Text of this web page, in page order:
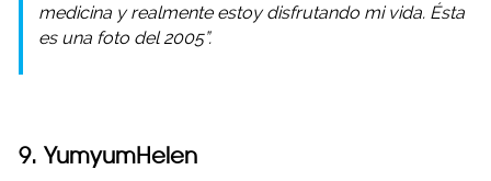
medicina y realmente estoy disfrutando mi vida. Ésta
es una foto del 2005”.
9. YumyumHelen